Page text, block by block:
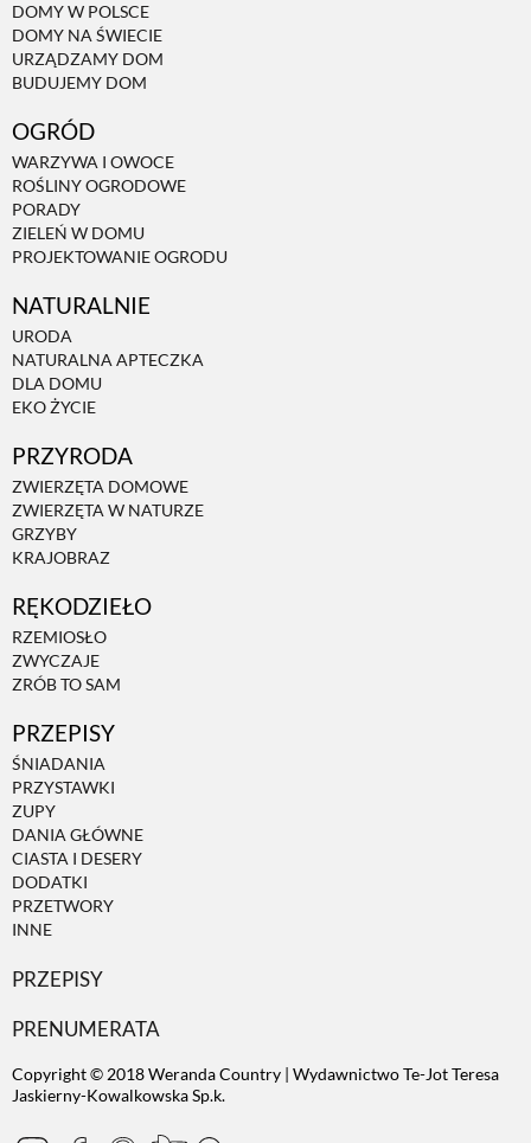
DOMY W POLSCE
DOMY NA ŚWIECIE
URZĄDZAMY DOM
BUDUJEMY DOM
OGRÓD
WARZYWA I OWOCE
ROŚLINY OGRODOWE
PORADY
ZIELEŃ W DOMU
PROJEKTOWANIE OGRODU
NATURALNIE
URODA
NATURALNA APTECZKA
DLA DOMU
EKO ŻYCIE
PRZYRODA
ZWIERZĘTA DOMOWE
ZWIERZĘTA W NATURZE
GRZYBY
KRAJOBRAZ
RĘKODZIEŁO
RZEMIOSŁO
ZWYCZAJE
ZRÓB TO SAM
PRZEPISY
ŚNIADANIA
PRZYSTAWKI
ZUPY
DANIA GŁÓWNE
CIASTA I DESERY
DODATKI
PRZETWORY
INNE
PRZEPISY
PRENUMERATA
Copyright © 2018 Weranda Country | Wydawnictwo Te-Jot Teresa
Jaskierny-Kowalkowska Sp.k.